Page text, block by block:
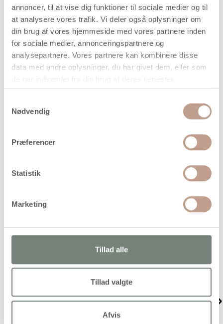
annoncer, til at vise dig funktioner til sociale medier og til
at analysere vores trafik. Vi deler også oplysninger om
din brug af vores hjemmeside med vores partnere inden
for sociale medier, annonceringspartnere og
analysepartnere. Vores partnere kan kombinere disse
data med andre oplysninger, du har givet dem, eller som
Nødvendig
Præferencer
Statistik
Marketing
Tillad alle
Tillad valgte
Afvis
På lager
Levering: 1-3 hverdage
Handelsbetingelser
bruge til kreative projekter, der kræver stabilitet og tyngde
Alternativer
Gratis levering
Tegnepapir, A4,A3,
130+160+190 g, hvid,
Karton, A4, ark 210x297
mm, 180 g, mørk brun,